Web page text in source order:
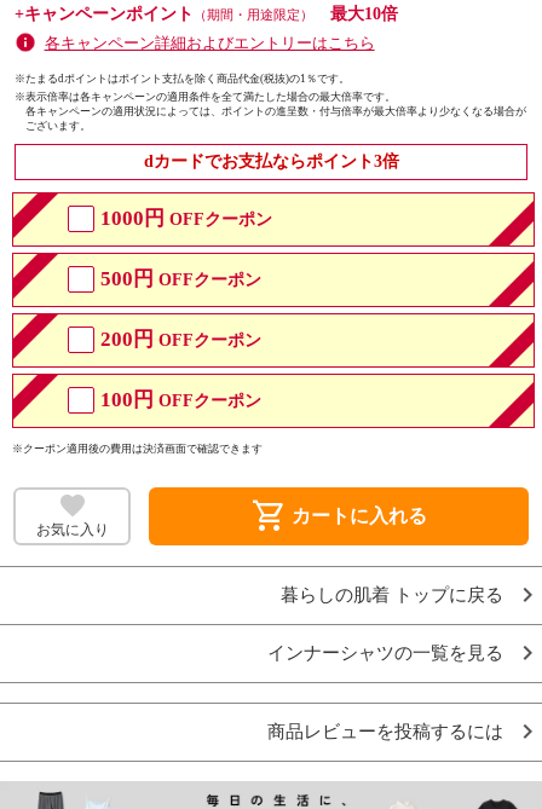
+キャンペーンポイント
（期間・用途限定）
最大10倍
各キャンペーン詳細およびエントリーはこちら
※たまるdポイントはポイント支払を除く商品代金(税抜)の1％です。
※表示倍率は各キャンペーンの適用条件を全て満たした場合の最大倍率です。
各キャンペーンの適用状況によっては、ポイントの進呈数・付与倍率が最大倍率より少なくなる場合が
ございます。
dカードでお支払ならポイント3倍
1000円 OFFクーポン
500円 OFFクーポン
200円 OFFクーポン
100円 OFFクーポン
※クーポン適用後の費用は決済画面で確認できます
お気に入り shopping_cart カートに入れる
暮らしの肌着 トップに戻る
インナーシャツの一覧を見る
商品レビューを投稿するには